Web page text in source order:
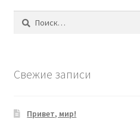
Найти:
Свежие записи
Привет, мир!